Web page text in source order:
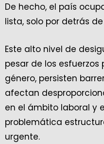
De hecho, el país
lista, solo por detrás
Este alto nivel de
pesar de los
género, persisten
afectan
en el ámbito laboral y
problemática
urgente.